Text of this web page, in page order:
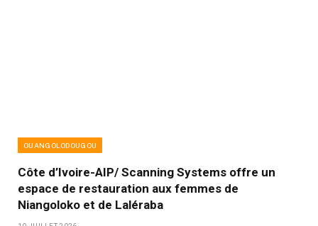
OUANGOLODOUGOU
Côte d’Ivoire-AIP/ Scanning Systems offre un
espace de restauration aux femmes de
Niangoloko et de Laléraba